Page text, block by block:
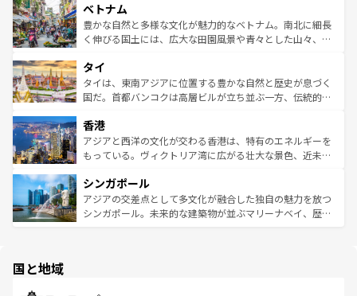
参照してほしい。
容にもいいと評判のスイーツなど、バラエティ豊かな料理
が味わえる。 なお、新着の台湾情報は コンテンツ一覧を参
照してほしい。
き、地方に足を延ばせば四季折々の自然美を楽しむことが
できる。そして、キムチや焼肉、絶品のストリートフード
まで、さまざまな韓国料理が待っている。夜には、韓国な
リティに包まれながら、韓国の多彩な魅力を心ゆくまで味
わってみてほしい。 なお、新着の韓国情報はコンテンツ一
覧を参照してほしい。
ベトナム
豊かな自然と多様な文化が魅力的なベトナム。南北に細長
く伸びる国土には、広大な田園風景や青々とした山々、世
急速な発展と共に伝統が息づく。ハノイの古い町並みやホ
ーチミン市のフランス統治時代の建物も、独特の雰囲気を
醸し出している。また、バラエティの豊かさとおいしさで
とつ。フォーやバインミー、ベトナムコーヒーなどは、ぜ
ひ現地で味わいたい。どの地域を訪れてもあたたかい人々
が旅行者を迎えてくれるので、きっと忘れられない旅にな
参照してほしい。
タイ
タイは、東南アジアに位置する豊かな自然と歴史が息づく
国だ。首都バンコクは高層ビルが立ち並ぶ一方、伝統的な
の活気が交差している。北部ではチェンマイなどの山岳地
帯で自然と触れ合い、南部ではプーケットやクラビの美し
いビーチでリゾート気分を楽しむことができる。タイ料理
激する。気候は一年中温暖で、どの季節にも異なる楽しみ
が待っている。親しみやすいタイの人々、仏教を中心とし
た文化、そして多様な観光資源が、訪れる旅人を魅了し続
香港
アジアと西洋の文化が交わる香港は、特有のエネルギーを
もっている。ヴィクトリア湾に広がる壮大な景色、近未来
み、どこを訪れても感動するはず。観光スポットが密集し
ており、効率よく見どころを回れるのも魅力。息をのむよ
うな絶景から文化的な体験まで、香港を存分に楽しみ尽く
シンガポール
アジアの交差点として多文化が融合した独自の魅力を放つ
シンガポール。未来的な建築物が並ぶマリーナベイ、歴史
国と地域